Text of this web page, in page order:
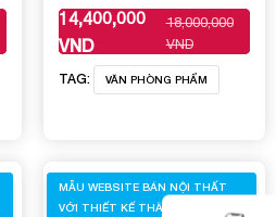
14,400,000
VND
18,000,000
VND
XEM THÊM
TAG: VĂN PHÒNG PHẨM
MẪU WEBSITE BÁN NỘI THẤT
VỚI THIẾT KẾ THÂN THIỆN VỚI